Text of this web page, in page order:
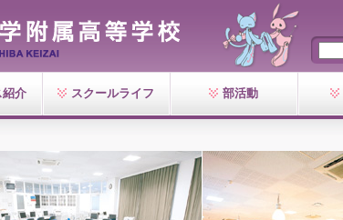
介 スクールライフ 部活動